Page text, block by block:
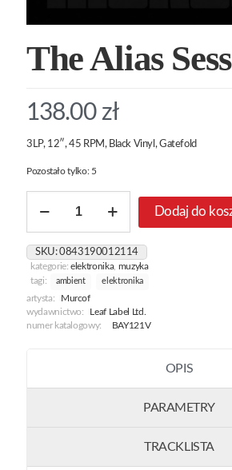
The Alias
138.00 zł
3LP, 12″, 45 RPM, Black Vinyl, Gatefold
Pozostało tylko: 5
The
Sessions
Dodaj do
SKU:0843190012114
kategorie:elektronika, muzyka
tagi:
ambient elektronika
artysta:
Murcof
wydawnictwo:
Leaf Label Ltd.
numer katalogowy:
BAY121V
OPIS
PARAMETRY
TRACKLISTA